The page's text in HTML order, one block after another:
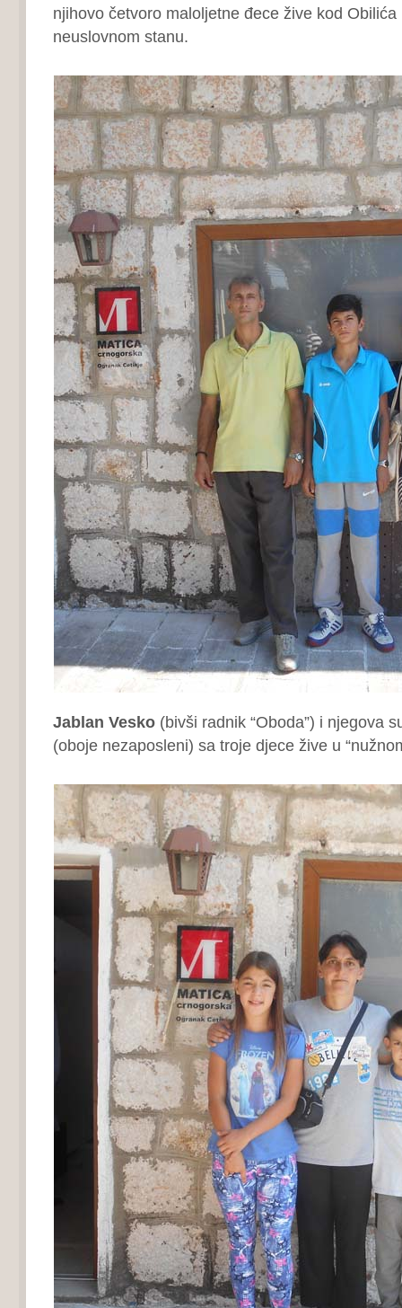
njihovo četvoro maloljetne đece žive kod Obilića
neuslovnom stanu.
Jablan Vesko (bivši radnik “Oboda”) i njegova
(oboje nezaposleni) sa troje djece žive u